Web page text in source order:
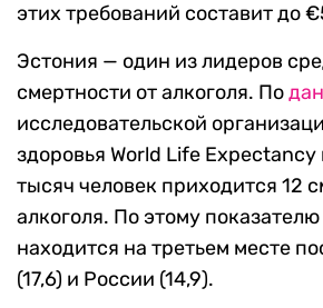
этих требований составит до
Эстония — один из лидеров
смертности от алкоголя. По
исследовательской
здоровья World Life Expectancy
тысяч человек приходится 12
алкоголя. По этому
находится на третьем месте
(17,6) и России (14,9).